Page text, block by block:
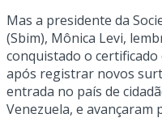
Mas a presidente da
(Sbim), Mônica Levi,
conquistado o certificado
após registrar novos
entrada no país de
Venezuela, e avançaram